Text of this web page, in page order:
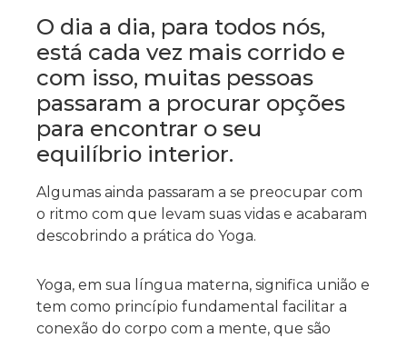
O dia a dia, para todos nós,
está cada vez mais corrido e
com isso, muitas pessoas
passaram a procurar opções
para encontrar o seu
equilíbrio interior.
Algumas ainda passaram a se preocupar com
o ritmo com que levam suas vidas e acabaram
descobrindo a prática do Yoga.
Yoga, em sua língua materna, significa união e
tem como princípio fundamental facilitar a
conexão do corpo com a mente, que são